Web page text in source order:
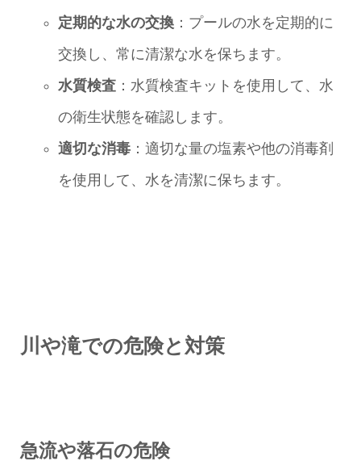
定期的な水の交換：プールの水を定期的に
交換し、常に清潔な水を保ちます。
水質検査：水質検査キットを使用して、水
の衛生状態を確認します。
適切な消毒：適切な量の塩素や他の消毒剤
を使用して、水を清潔に保ちます。
川や滝での危険と対策
急流や落石の危険